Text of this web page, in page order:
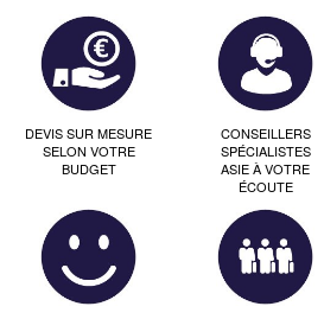
DEVIS SUR MESURE
SELON VOTRE
BUDGET
CONSEILLERS
SPÉCIALISTES
ASIE À VOTRE
ÉCOUTE